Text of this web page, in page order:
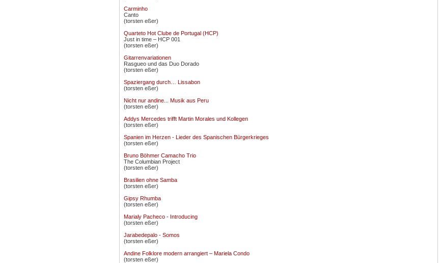
Carminho
Canto
(torsten eßer)
Quarteto Hot Clube de Portugal (HCP)
Just in time – HCP 001
(torsten eßer)
Gitarrenvariationen
Rasgueo und das Duo Dorado
(torsten eßer)
Spaziergang durch… Lissabon
(torsten eßer)
Nicht nur andine... Musik aus Peru
(torsten eßer)
Addys Mercedes trifft Martin Morales und Kollegen
(torsten eßer)
Spanien im Herzen - Lieder des Spanischen Bürgerkrieges
(torsten eßer)
Bruno Böhmer Camacho Trio
The Columbian Project
(torsten eßer)
Brasilien ohne Samba
(torsten eßer)
Gipsy Rhumba
(torsten eßer)
Marialy Pacheco - Introducing
(torsten eßer)
Jarabedepalo - Somos
(torsten eßer)
Andine Folklore modern arrangiert – Mariela Condo
(torsten eßer)